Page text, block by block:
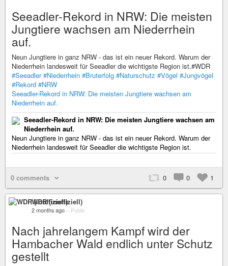
Seeadler-Rekord in NRW: Die meisten
Jungtiere wachsen am Niederrhein
auf.
Neun Jungtiere in ganz NRW - das ist ein neuer Rekord. Warum der
Niederrhein landesweit für Seeadler die wichtigste Region ist.#WDR
#Seeadler #Niederrhein #Bruterfolg #Naturschutz #Vögel #Jungvögel
#Rekord #NRW
Seeadler-Rekord in NRW: Die meisten Jungtiere wachsen am
Niederrhein auf.
Seeadler-Rekord in NRW: Die meisten Jungtiere wachsen am
Niederrhein auf.
Neun Jungtiere in ganz NRW - das ist ein neuer Rekord. Warum der
Niederrhein landesweit für Seeadler die wichtigste Region ist.
0 comments 0 0 1
WDR (inoffiziell)
2 months ago – Public
Nach jahrelangem Kampf wird der
Hambacher Wald endlich unter Schutz
gestellt